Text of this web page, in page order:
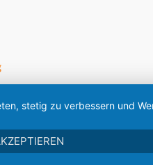
stetig zu verbessern und